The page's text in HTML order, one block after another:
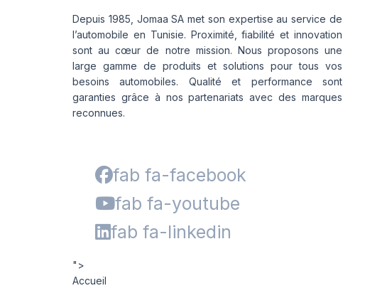
Depuis 1985, Jomaa SA met son expertise au service de
l’automobile en Tunisie. Proximité, fiabilité et innovation
sont au cœur de notre mission. Nous proposons une
large gamme de produits et solutions pour tous vos
besoins automobiles. Qualité et performance sont
garanties grâce à nos partenariats avec des marques
reconnues.
fab fa-facebook
fab fa-youtube
fab fa-linkedin
">
Accueil